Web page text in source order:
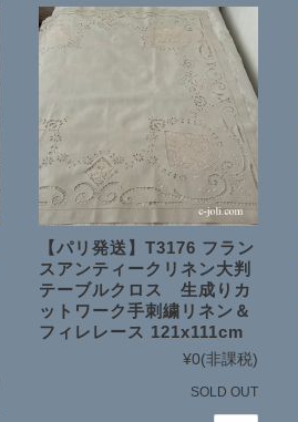
【パリ発送】T3176 フラン
スアンティークリネン大判
テーブルクロス 生成りカ
ットワーク手刺繍リネン＆
フィレレース 121x111cm
¥0(非課税)
SOLD OUT